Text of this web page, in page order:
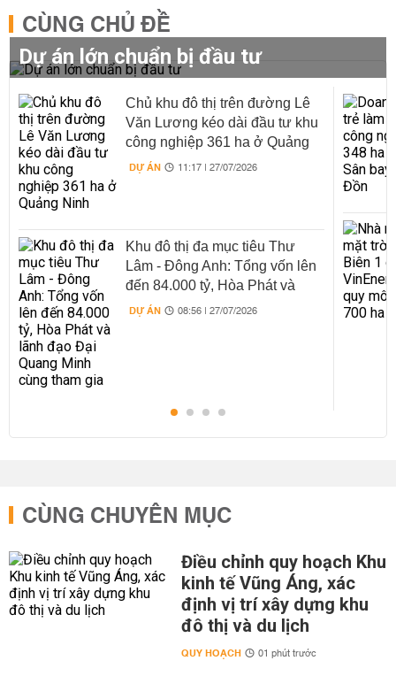
CÙNG CHỦ ĐỀ
Dự án lớn chuẩn bị đầu tư
Chủ khu đô thị trên đường Lê
Văn Lương kéo dài đầu tư khu
công nghiệp 361 ha ở Quảng
Ninh
DỰ ÁN 11:17 | 27/07/2026
Khu đô thị đa mục tiêu Thư
Lâm - Đông Anh: Tổng vốn lên
đến 84.000 tỷ, Hòa Phát và
lãnh đạo Đại Quang Minh cùng
DỰ ÁN 08:56 | 27/07/2026
CÙNG CHUYÊN MỤC
Điều chỉnh quy hoạch Khu
kinh tế Vũng Áng, xác
định vị trí xây dựng khu
đô thị và du lịch
QUY HOẠCH 01 phút trước